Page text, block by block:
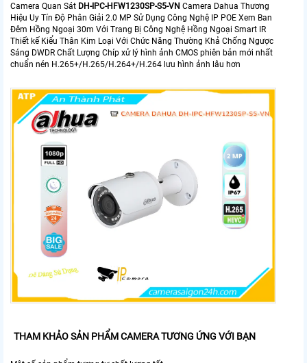
Camera Quan Sát DH-IPC-HFW1230SP-S5-VN Camera Dahua Thương
Hiệu Uy Tín Độ Phân Giải 2.0 MP Sử Dụng Công Nghệ IP POE Xem Ban
Đêm Hồng Ngoại 30m Với Trang Bị Công Nghệ Hồng Ngoại Smart IR
Thiết kế Kiểu Thân Kim Loại Với Chức Năng Thường Khả Chống Ngược
Sáng DWDR Chất Lượng Chíp xử lý hình ảnh CMOS phiên bản mới nhất
chuẩn nén H.265+/H.265/H.264+/H.264 lưu hình ảnh lâu hơn
THAM KHẢO SẢN PHẨM CAMERA TƯƠNG ỨNG VỚI BẠN